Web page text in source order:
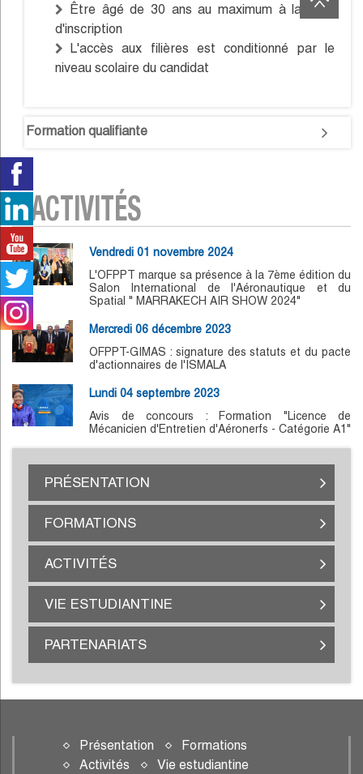
Être âgé de 30 ans au maximum à la date
d'inscription
L'accès aux filières est conditionné par le
niveau scolaire du candidat
Formation qualifiante
ACTIVITÉS
Vendredi 01 novembre 2024
L'OFPPT marque sa présence à la 7ème édition du
Salon International de l'Aéronautique et du
Spatial " MARRAKECH AIR SHOW 2024"
Mercredi 06 décembre 2023
OFPPT-GIMAS : signature des statuts et du pacte
d'actionnaires de l'ISMALA
Lundi 04 septembre 2023
Avis de concours : Formation "Licence de
Mécanicien d'Entretien d'Aéronerfs - Catégorie A1"
PRÉSENTATION
FORMATIONS
ACTIVITÉS
VIE ESTUDIANTINE
PARTENARIATS
Présentation
Formations
Activités
Vie estudiantine